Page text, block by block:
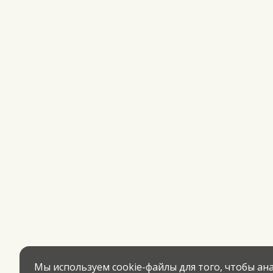
Мы используем cookie-файлы для того, чтобы